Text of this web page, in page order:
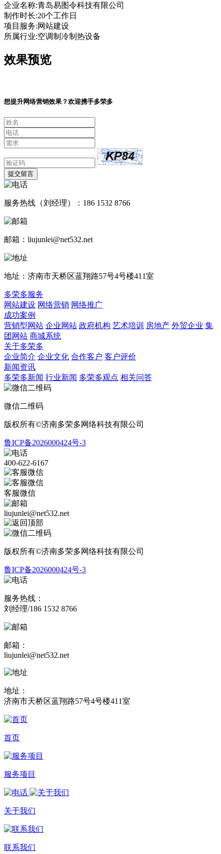
企业名称:青岛易图令科技有限公司
制作时长:20个工作日
项目服务:网站建设
所属行业:空调制冷制热设备
效果预览
想提升网络营销效果？欢迎携手多荣多
提交留言
服务热线（刘经理）：186 1532 8766
邮箱：liujunlei@net532.net
地址：济南市天桥区蓝翔路57号4号楼411室
多荣多服务
网站建设 网络营销 网络推广
成功案例
营销型网站 企业网站 政府机构 艺术培训 房地产 外贸企业 集
团网站 商城系统
关于多荣多
企业简介 企业文化 合作客户 客户评价
新闻资讯
多荣多新闻 行业新闻 多荣多观点 相关问答
微信二维码
版权所有©济南多荣多网络科技有限公司
鲁ICP备2026000424号-3
400-622-6167
客服微信
liujunlei@net532.net
版权所有©济南多荣多网络科技有限公司
鲁ICP备2026000424号-3
服务热线：
刘经理/186 1532 8766
邮箱：
liujunlei@net532.net
地址：
济南市天桥区蓝翔路57号4号楼411室
首页
服务项目
关于我们
联系我们